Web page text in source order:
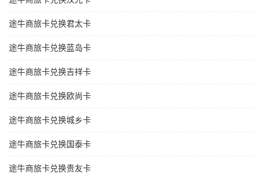
途牛商旅卡兑换君太卡
途牛商旅卡兑换蓝岛卡
途牛商旅卡兑换吉祥卡
途牛商旅卡兑换欧尚卡
途牛商旅卡兑换城乡卡
途牛商旅卡兑换国泰卡
途牛商旅卡兑换贵友卡